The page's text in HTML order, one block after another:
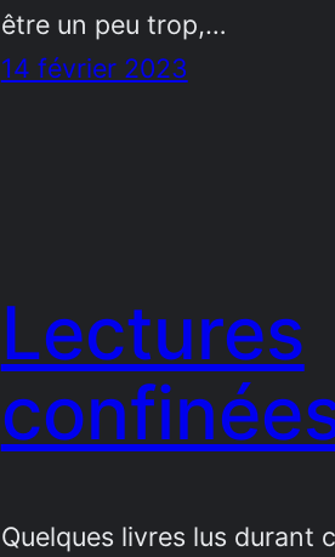
être un peu trop,…
14 février 2023
Lectures
Quelques livres lus durant